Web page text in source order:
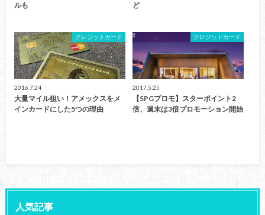
ルも
ど
クレジットカード
2016.7.24
大量マイル狙い！アメックスをメ
インカードにした5つの理由
クレジットカード
2017.5.25
【SPGプロモ】スターポイント2
倍、週末は3倍プロモーション開始
人気記事